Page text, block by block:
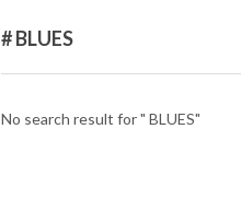
# BLUES
No search result for " BLUES"